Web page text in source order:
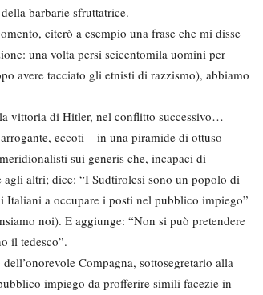
barbarie sfruttatrice.
citerò a esempio una frase che mi disse
una volta persi seicentomila uomini per
avere tacciato gli etnisti di razzismo), abbiamo
vittoria di Hitler, nel conflitto successivo…
eccoti – in una piramide di ottuso
sui generis che, incapaci di
agli altri; dice: “I Sudtirolesi sono un popolo di
Italiani a occupare i posti nel pubblico impiego”
noi). E aggiunge: “Non si può pretendere
il tedesco”.
Compagna, sottosegretario alla
impiego da profferire simili facezie in